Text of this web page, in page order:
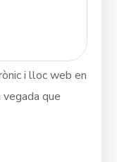
i lloc web en
que